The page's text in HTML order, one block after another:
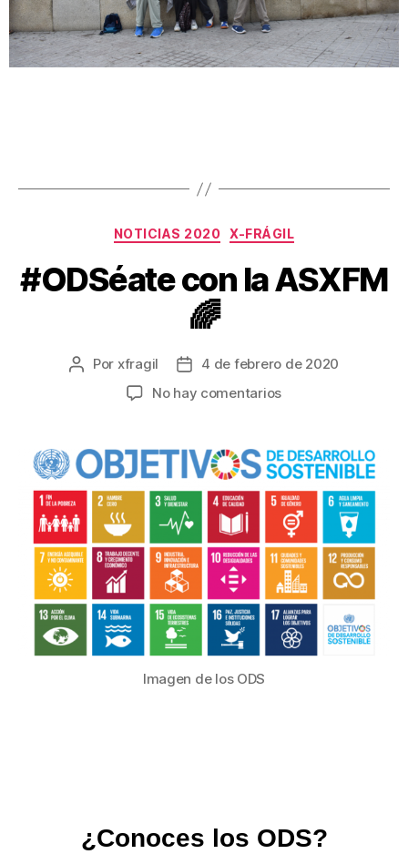
NOTICIAS 2020 X-FRÁGIL
#ODSéate con la ASXFM
🌈
Por xfragil
4 de febrero de 2020
No hay comentarios
Imagen de los ODS
¿Conoces los ODS?